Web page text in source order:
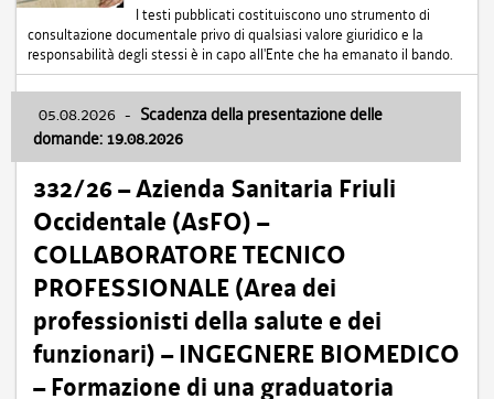
I testi pubblicati costituiscono uno strumento di
consultazione documentale privo di qualsiasi valore giuridico e la
responsabilità degli stessi è in capo all'Ente che ha emanato il bando.
05.08.2026 - Scadenza della presentazione delle
domande: 19.08.2026
332/26 – Azienda Sanitaria Friuli
Occidentale (AsFO) –
COLLABORATORE TECNICO
PROFESSIONALE (Area dei
professionisti della salute e dei
funzionari) – INGEGNERE BIOMEDICO
– Formazione di una graduatoria